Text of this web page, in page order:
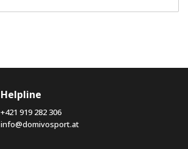
Helpline
+421 919 282 306
info@domivosport.at